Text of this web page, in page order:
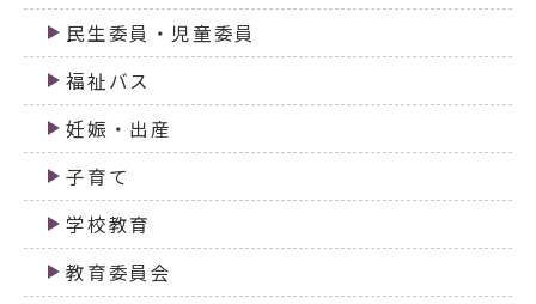
民生委員・児童委員
福祉バス
妊娠・出産
子育て
学校教育
教育委員会